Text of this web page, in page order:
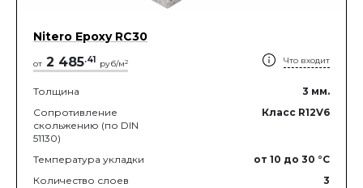
Nitero Epoxy RС30
от 2 485.41 руб/м2 Что входит
Толщина 3 мм.
Сопротивление
скольжению (по DIN
51130)
Класс R12V6
Температура укладки от 10 до 30 °C
Количество слоев
3